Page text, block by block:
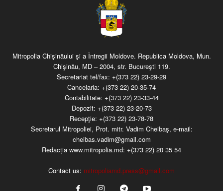
Mitropolia Chişinăului şi a Întregii Moldove. Republica Moldova, Mun.
Chişinău, MD – 2004, str. Bucureşti 119.
Secretariat tel/fax: +(373 22) 23-29-29
Cancelaria: +(373 22) 20-35-74
Contabilitate: +(373 22) 23-33-44
Depozit: +(373 22) 23-20-73
Recepţie: +(373 22) 23-78-78
Secretarul Mitropoliei, Prot. mitr. Vadim Cheibaş, e-mail:
cheibas.vadim@gmail.com
Redacția www.mitropolia.md: +(373 22) 20 35 54
Contact us: mitropoliamd.press@gmail.com